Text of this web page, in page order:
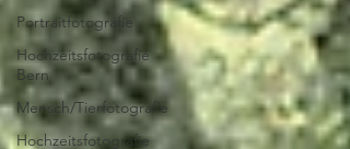
Portraitfotografie
Hochzeitsfotografie
Bern
Mensch/Tierfotografie
Hochzeitsfotografie